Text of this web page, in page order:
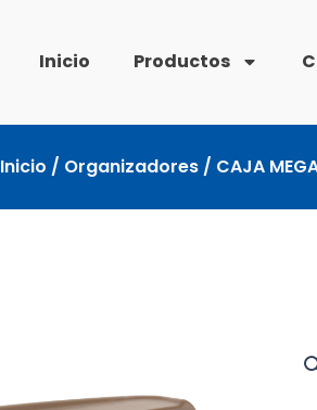
Inicio Productos
Inicio / Organizadores / CAJA